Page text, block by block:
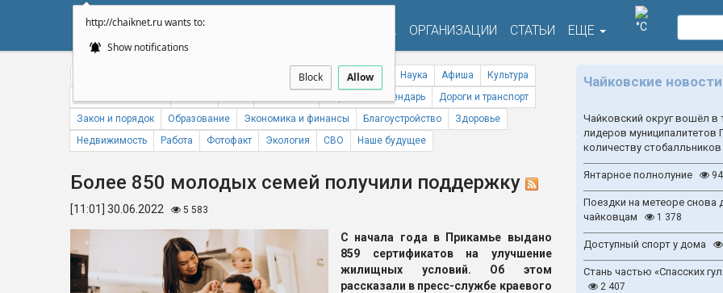
http://chaiknet.ru wants to:
Show notifications
Block Allow
АФИША ОРГАНИЗАЦИИ СТАТЬИ ЕЩЕ °C
Спорт Происшествия Наука Афиша
Культура
Народный календарь
Дороги и транспорт
Закон и порядок
Образование Экономика и финансы Благоустройство
Здоровье
Недвижимость
Работа Фотофакт Экология СВО Наше будущее
Более 850 молодых семей получили поддержку
[11:01] 30.06.2022 5 583
С начала года в Прикамье выдано
859 сертификатов на улучшение
жилищных условий. Об этом
рассказали в пресс-службе краевого
Чайковские новости
Чайковский округ вошёл в
лидеров муниципалитетов
количеству
Янтарное полнолуние
Поездки на метеоре снова
чайковцам
1 378
Доступный спорт у дома
Стань частью «Спасских
2 407